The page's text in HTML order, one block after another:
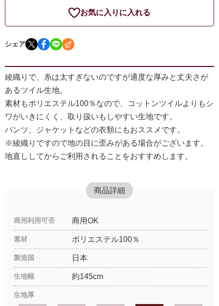
お気に入りに入れる
シェア
綾織りで、糸は太すぎないのですが適度な厚みと丈夫さが
あるツイル生地。
素材もポリエステル100％なので、コットンツイルよりもシ
ワがいきにくく、取り扱いもしやすい生地です。
パンツ、ジャケットなどの衣類にもおススメです。
※綾織りですので地の目に歪みがある場合がございます。
地直ししてからご利用されることをおすすめします。
商品詳細
商用利用可否 商用OK
素材 ポリエステル100％
製造国 日本
生地幅 約145cm
生地厚